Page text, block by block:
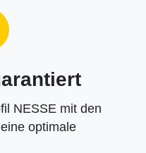
NESSE mit den
optimale